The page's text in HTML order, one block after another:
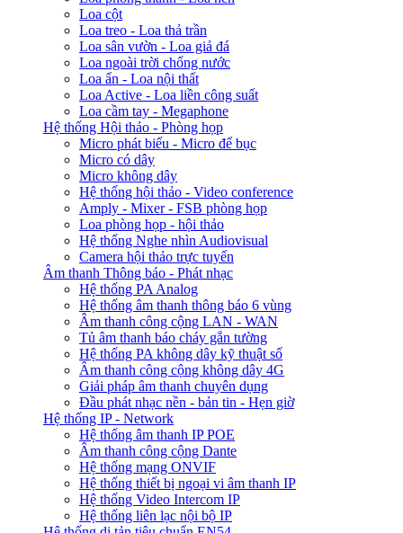
Loa cột
Loa treo - Loa thả trần
Loa sân vườn - Loa giả đá
Loa ngoài trời chống nước
Loa ẩn - Loa nội thất
Loa Active - Loa liền công suất
Loa cầm tay - Megaphone
Hệ thống Hội thảo - Phòng họp
Micro phát biểu - Micro để bục
Micro có dây
Micro không dây
Hệ thống hội thảo - Video conference
Amply - Mixer - FSB phòng họp
Loa phòng họp - hội thảo
Hệ thống Nghe nhìn Audiovisual
Camera hội thảo trực tuyến
Âm thanh Thông báo - Phát nhạc
Hệ thống PA Analog
Hệ thống âm thanh thông báo 6 vùng
Âm thanh công cộng LAN - WAN
Tủ âm thanh báo cháy gắn tường
Hệ thống PA không dây kỹ thuật số
Âm thanh công cộng không dây 4G
Giải pháp âm thanh chuyên dụng
Đầu phát nhạc nền - bản tin - Hẹn giờ
Hệ thống IP - Network
Hệ thống âm thanh IP POE
Âm thanh công cộng Dante
Hệ thống mạng ONVIF
Hệ thống thiết bị ngoại vi âm thanh IP
Hệ thống Video Intercom IP
Hệ thống liên lạc nội bộ IP